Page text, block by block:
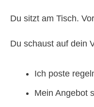
Du sitzt am Tisch.
Du schaust auf dein
Ich poste
Mein Angebot